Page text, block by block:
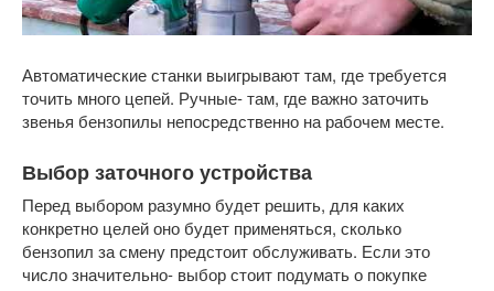
Автоматические станки выигрывают там, где требуется
точить много цепей. Ручные- там, где важно заточить
звенья бензопилы непосредственно на рабочем месте.
Выбор заточного устройства
Перед выбором разумно будет решить, для каких
конкретно целей оно будет применяться, сколько
бензопил за смену предстоит обслуживать. Если это
число значительно- выбор стоит подумать о покупке